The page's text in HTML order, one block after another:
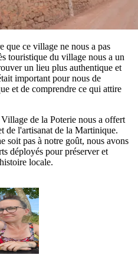
que ce village ne nous a pas
touristique du village nous a un
un lieu plus authentique et
important pour nous de
et de comprendre ce qui attire
de la Poterie nous a offert
de l'artisanat de la Martinique.
soit pas à notre goût, nous avons
déployés pour préserver et
locale.